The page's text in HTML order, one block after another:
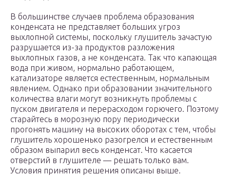
В большинстве случаев проблема образования
конденсата не представляет больших угроз
выхлопной системы, поскольку глушитель зачастую
разрушается из-за продуктов разложения
выхлопных газов, а не конденсата. Так что капающая
вода при живом, нормально работающем,
катализаторе является естественным, нормальным
явлением. Однако при образовании значительного
количества влаги могут возникнуть проблемы с
пуском двигателя и перерасходом горючего. Поэтому
старайтесь в морозную пору периодически
прогонять машину на высоких оборотах с тем, чтобы
глушитель хорошенько разогрелся и естественным
образом выпарил весь конденсат. Что касается
отверстий в глушителе — решать только вам.
Условия принятия решения описаны выше.